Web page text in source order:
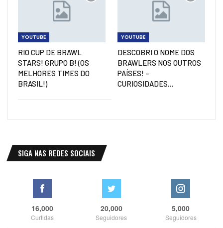
YOUTUBE
RIO CUP DE BRAWL
STARS! GRUPO B! (OS
MELHORES TIMES DO
BRASIL!)
YOUTUBE
DESCOBRI O NOME DOS
BRAWLERS NOS OUTROS
PAÍSES! –
CURIOSIDADES…
SIGA NAS REDES SOCIAIS
16,000
Curtidas
20,000
Seguidores
5,000
Seguidores